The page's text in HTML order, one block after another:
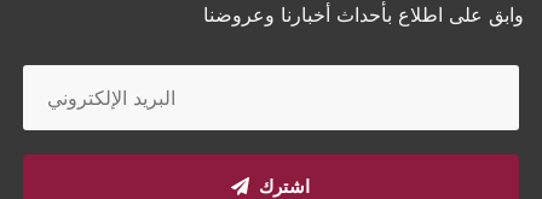
وابق على اطلاع بأحداث أخبارنا وعروضنا
اشترك